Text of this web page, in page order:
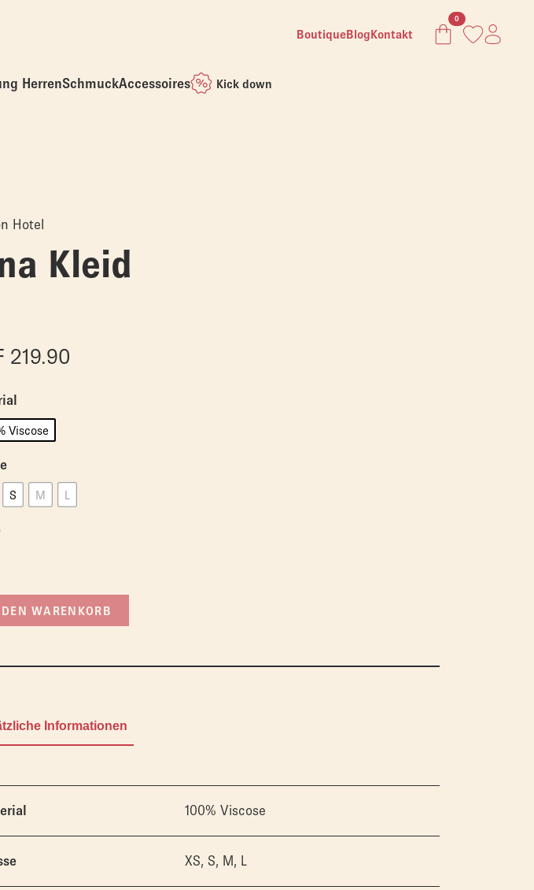
BoutiqueBlogKontakt
0
HerrenSchmuckAccessoires Kick down
Hotel
Kleid
219.90
Viscose
S M L
WARENKORB
Informationen
100% Viscose
XS, S, M, L